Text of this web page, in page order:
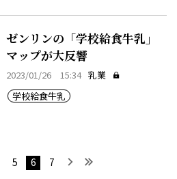
ゼンリンの「学校給食牛乳」
マップが大反響
2023/01/26 15:34 乳業
学校給食牛乳
5 6 7 次へ最後へ